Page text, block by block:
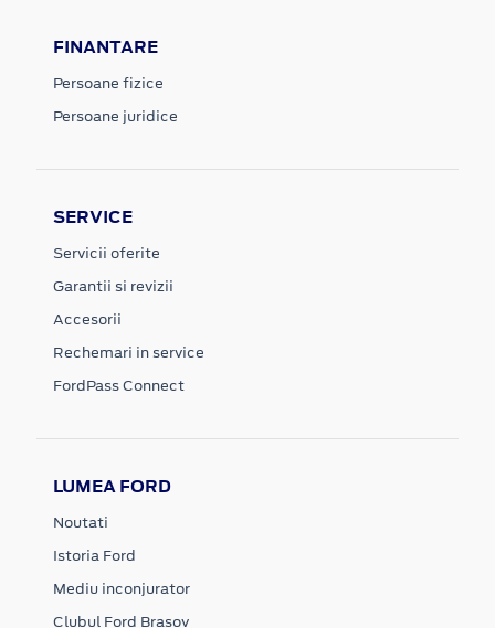
FINANTARE
Persoane fizice
Persoane juridice
SERVICE
Servicii oferite
Garantii si revizii
Accesorii
Rechemari in service
FordPass Connect
LUMEA FORD
Noutati
Istoria Ford
Mediu inconjurator
Clubul Ford Brasov